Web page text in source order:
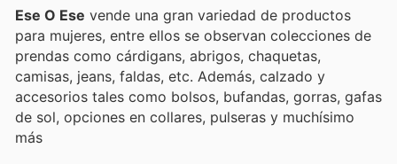
Ese O Ese vende una gran variedad de productos
para mujeres, entre ellos se observan colecciones de
prendas como cárdigans, abrigos, chaquetas,
camisas, jeans, faldas, etc. Además, calzado y
accesorios tales como bolsos, bufandas, gorras, gafas
de sol, opciones en collares, pulseras y muchísimo
más